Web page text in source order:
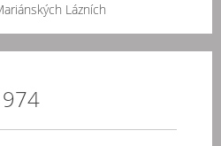
Lázních